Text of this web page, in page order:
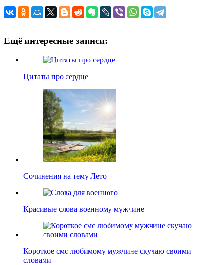
Ещё интересные записи:
Цитаты про сердце
Сочинения на тему Лето
Красивые слова военному мужчине
Короткое смс любимому мужчине скучаю своими
словами